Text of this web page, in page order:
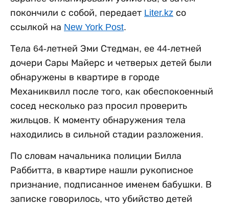
покончили с собой, передает Liter.kz со
ссылкой на New York Post.
Тела 64-летней Эми Стедман, ее 44-летней
дочери Сары Майерс и четверых детей были
обнаружены в квартире в городе
Механиквилл после того, как обеспокоенный
сосед несколько раз просил проверить
жильцов. К моменту обнаружения тела
находились в сильной стадии разложения.
По словам начальника полиции Билла
Раббитта, в квартире нашли рукописное
признание, подписанное именем бабушки. В
записке говорилось, что убийство детей